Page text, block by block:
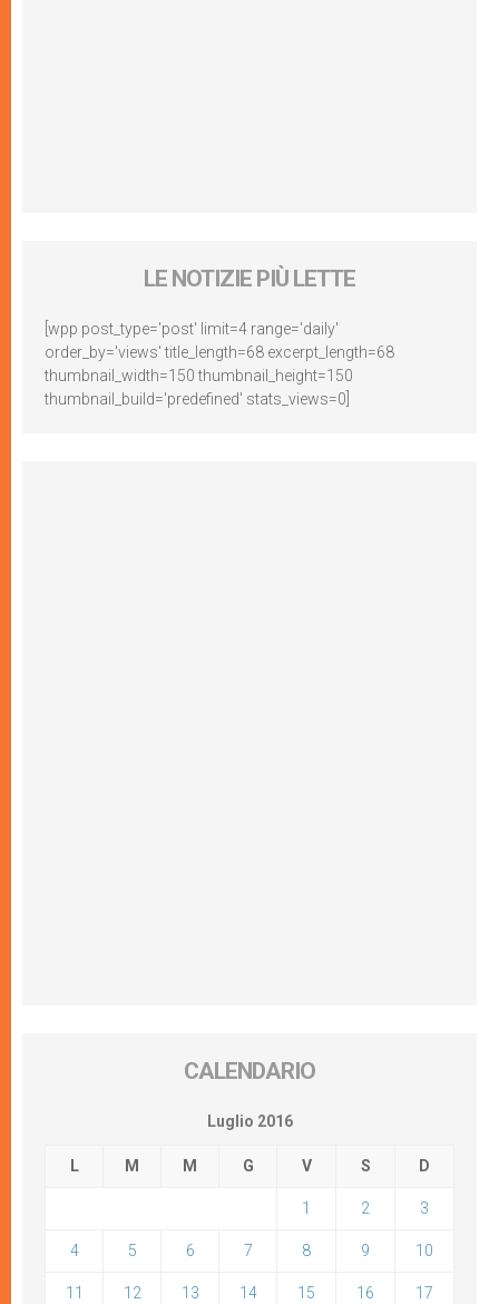
LE NOTIZIE PIÙ LETTE
[wpp post_type='post' limit=4 range='daily'
order_by='views' title_length=68 excerpt_length=68
thumbnail_width=150 thumbnail_height=150
thumbnail_build='predefined' stats_views=0]
CALENDARIO
Luglio 2016
L M M G V S D
1 2 3
4 5 6 7 8 9 10
11 12 13 14 15 16 17